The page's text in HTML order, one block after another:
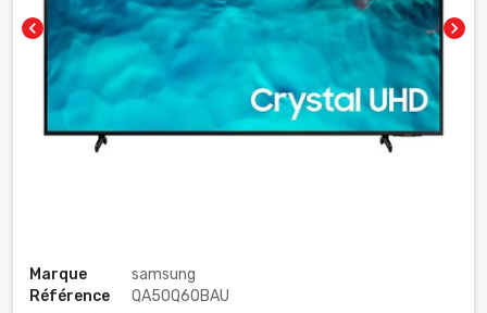
chevron_left chevron_right
Marque
samsung
Référence
QA50Q60BAU